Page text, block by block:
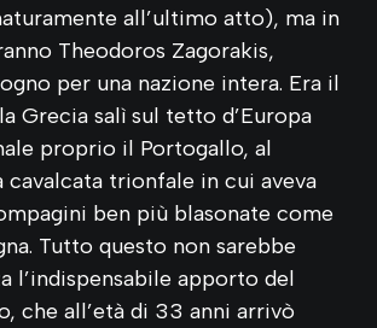
all’ultimo atto), ma in
Theodoros Zagorakis,
per una nazione intera. Era il
Grecia salì sul tetto d’Europa
proprio il Portogallo, al
cavalcata trionfale in cui aveva
ben più blasonate come
Tutto questo non sarebbe
l’indispensabile apporto del
che all’età di 33 anni arrivò